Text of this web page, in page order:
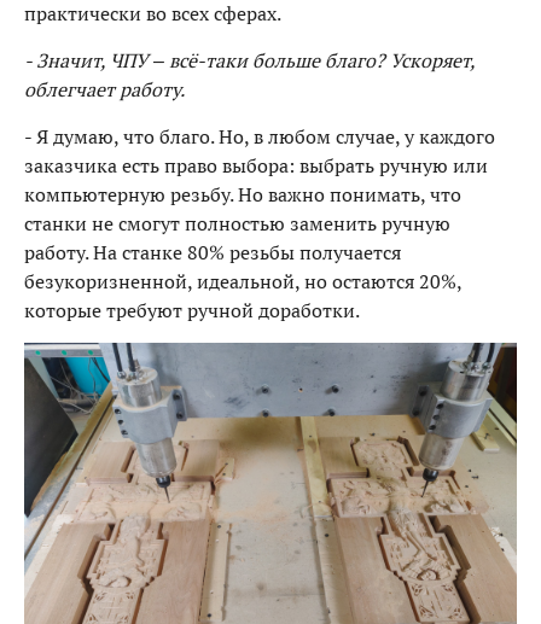
практически во всех сферах.
- Значит, ЧПУ – всё-таки больше благо? Ускоряет,
облегчает работу.
- Я думаю, что благо. Но, в любом случае, у каждого
заказчика есть право выбора: выбрать ручную или
компьютерную резьбу. Но важно понимать, что
станки не смогут полностью заменить ручную
работу. На станке 80% резьбы получается
безукоризненной, идеальной, но остаются 20%,
которые требуют ручной доработки.